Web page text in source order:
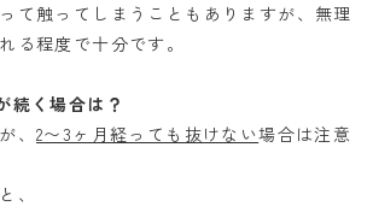
て触ってしまうこともありますが、無理
る程度で十分です。
続く場合は？
、 2〜3ヶ月経っても抜けない場合は注意
、